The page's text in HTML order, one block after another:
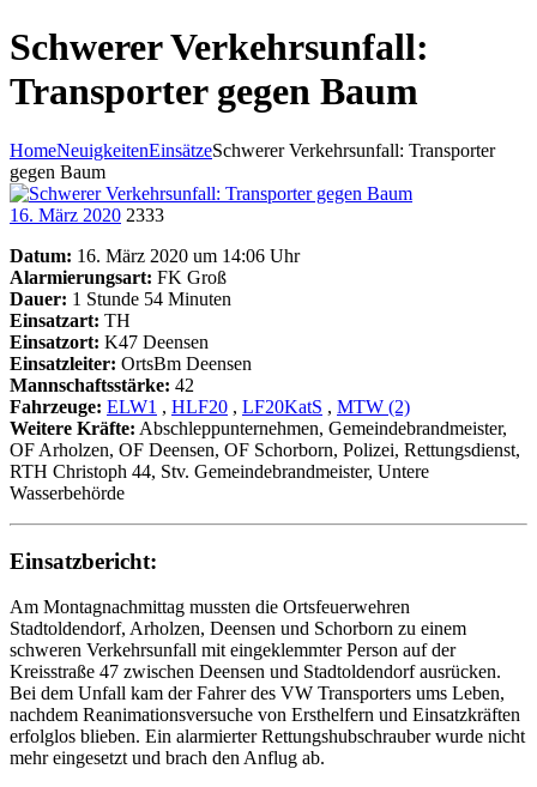
Schwerer Verkehrsunfall:
Transporter gegen Baum
HomeNeuigkeitenEinsätzeSchwerer Verkehrsunfall: Transporter
gegen Baum
16. März 2020 2333
Datum: 16. März 2020 um 14:06 Uhr
Alarmierungsart: FK Groß
Dauer: 1 Stunde 54 Minuten
Einsatzart: TH
Einsatzort: K47 Deensen
Einsatzleiter: OrtsBm Deensen
Mannschaftsstärke: 42
Fahrzeuge: ELW1 , HLF20 , LF20KatS , MTW (2)
Weitere Kräfte: Abschleppunternehmen, Gemeindebrandmeister,
OF Arholzen, OF Deensen, OF Schorborn, Polizei, Rettungsdienst,
RTH Christoph 44, Stv. Gemeindebrandmeister, Untere
Wasserbehörde
Einsatzbericht:
Am Montagnachmittag mussten die Ortsfeuerwehren
Stadtoldendorf, Arholzen, Deensen und Schorborn zu einem
schweren Verkehrsunfall mit eingeklemmter Person auf der
Kreisstraße 47 zwischen Deensen und Stadtoldendorf ausrücken.
Bei dem Unfall kam der Fahrer des VW Transporters ums Leben,
nachdem Reanimationsversuche von Ersthelfern und Einsatzkräften
erfolglos blieben. Ein alarmierter Rettungshubschrauber wurde nicht
mehr eingesetzt und brach den Anflug ab.